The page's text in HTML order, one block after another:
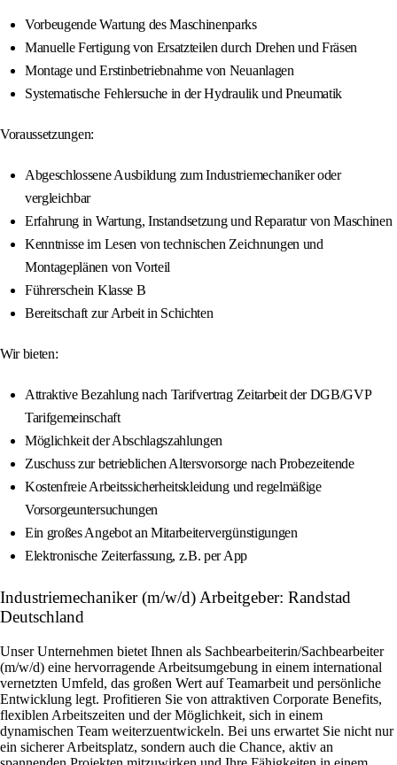
Vorbeugende Wartung des Maschinenparks
Manuelle Fertigung von Ersatzteilen durch Drehen und Fräsen
Montage und Erstinbetriebnahme von Neuanlagen
Systematische Fehlersuche in der Hydraulik und Pneumatik
Voraussetzungen:
Abgeschlossene Ausbildung zum Industriemechaniker oder
vergleichbar
Erfahrung in Wartung, Instandsetzung und Reparatur von Maschinen
Kenntnisse im Lesen von technischen Zeichnungen und
Montageplänen von Vorteil
Führerschein Klasse B
Bereitschaft zur Arbeit in Schichten
Wir bieten:
Attraktive Bezahlung nach Tarifvertrag Zeitarbeit der DGB/GVP
Tarifgemeinschaft
Möglichkeit der Abschlagszahlungen
Zuschuss zur betrieblichen Altersvorsorge nach Probezeitende
Kostenfreie Arbeitssicherheitskleidung und regelmäßige
Vorsorgeuntersuchungen
Ein großes Angebot an Mitarbeitervergünstigungen
Elektronische Zeiterfassung, z.B. per App
Industriemechaniker (m/w/d) Arbeitgeber: Randstad
Deutschland
Unser Unternehmen bietet Ihnen als Sachbearbeiterin/Sachbearbeiter
(m/w/d) eine hervorragende Arbeitsumgebung in einem international
vernetzten Umfeld, das großen Wert auf Teamarbeit und persönliche
Entwicklung legt. Profitieren Sie von attraktiven Corporate Benefits,
flexiblen Arbeitszeiten und der Möglichkeit, sich in einem
dynamischen Team weiterzuentwickeln. Bei uns erwartet Sie nicht nur
ein sicherer Arbeitsplatz, sondern auch die Chance, aktiv an